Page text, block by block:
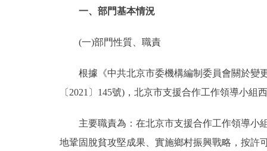
一、部門基本情況
(一)部門性質、職責
根據《中共北京市委機構編制委員會關於變更
〔2021〕145號)，北京市支援合作工作領導小
主要職責為：在北京市支援合作工作領導小組
地鞏固脫貧攻堅成果、實施鄉村振興戰略，按許